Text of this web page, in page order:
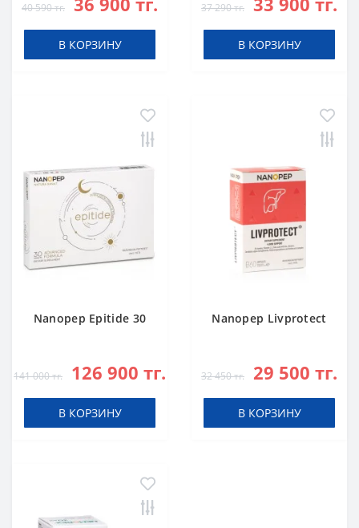
40 590 тг.
В КОРЗИНУ
37 290 тг.
В КОРЗИНУ
Nanopep Epitide 30
141 000 тг. 126 900 тг.
В КОРЗИНУ
Nanopep Livprotect
32 450 тг. 29 500 тг.
В КОРЗИНУ